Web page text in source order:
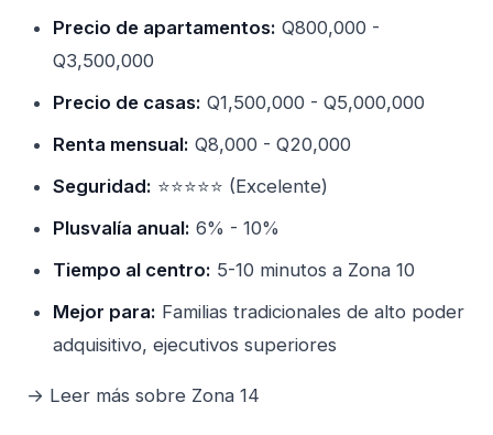
Precio de apartamentos: Q800,000 -
Q3,500,000
Precio de casas: Q1,500,000 - Q5,000,000
Renta mensual: Q8,000 - Q20,000
Seguridad: ⭐⭐⭐⭐⭐ (Excelente)
Plusvalía anual: 6% - 10%
Tiempo al centro: 5-10 minutos a Zona 10
Mejor para: Familias tradicionales de alto poder
adquisitivo, ejecutivos superiores
→ Leer más sobre Zona 14